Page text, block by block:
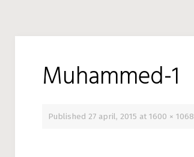
Muhammed-1
Published 27 april, 2015 at 1600 × 1068